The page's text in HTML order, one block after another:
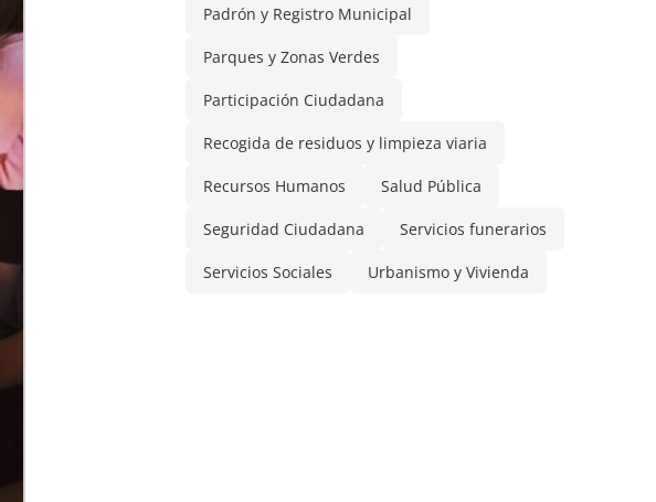
Padrón y Registro Municipal
Parques y Zonas Verdes
Participación Ciudadana
Recogida de residuos y limpieza viaria
Recursos Humanos Salud Pública
Seguridad Ciudadana Servicios funerarios
Servicios Sociales Urbanismo y Vivienda